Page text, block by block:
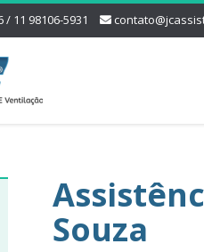
/ 11 98106-5931
Souza